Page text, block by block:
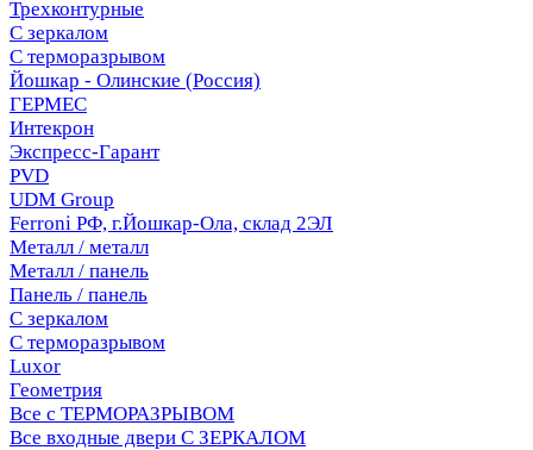
Трехконтурные
С зеркалом
С терморазрывом
Йошкар - Олинские (Россия)
ГЕРМЕС
Интекрон
Экспресс-Гарант
PVD
UDM Group
Ferroni РФ, г.Йошкар-Ола, склад 2ЭЛ
Металл / металл
Металл / панель
Панель / панель
С зеркалом
С терморазрывом
Luxor
Геометрия
Все с ТЕРМОРАЗРЫВОМ
Все входные двери С ЗЕРКАЛОМ